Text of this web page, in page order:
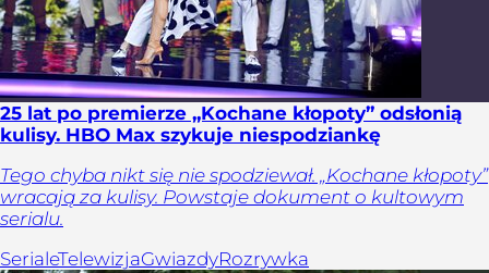
25 lat po premierze „Kochane kłopoty” odsłonią
kulisy. HBO Max szykuje niespodziankę
Tego chyba nikt się nie spodziewał. „Kochane kłopoty”
wracają za kulisy. Powstaje dokument o kultowym
serialu.
SerialeTelewizjaGwiazdyRozrywka